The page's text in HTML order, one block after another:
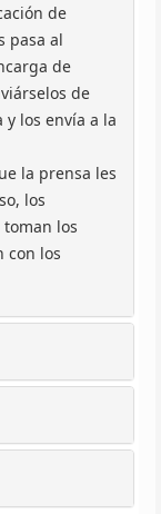
de
pasa al
de
de
los envía a la
la prensa les
los
los
con los